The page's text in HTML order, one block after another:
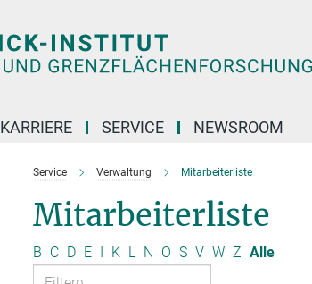
KARRIERE SERVICE NEWSROOM
Service Verwaltung Mitarbeiterliste
Mitarbeiterliste
B C D E I K L N O S V W Z Alle